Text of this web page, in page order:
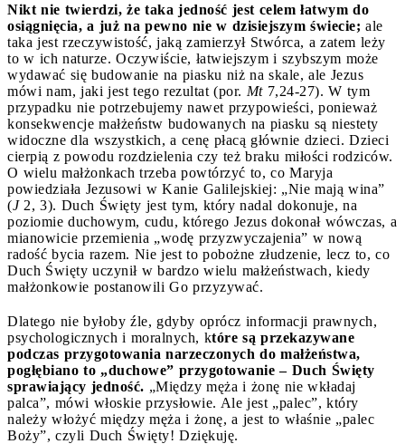
Nikt nie twierdzi, że taka jedność jest celem łatwym do
osiągnięcia, a już na pewno nie w dzisiejszym świecie; ale
taka jest rzeczywistość, jaką zamierzył Stwórca, a zatem leży
to w ich naturze. Oczywiście, łatwiejszym i szybszym może
wydawać się budowanie na piasku niż na skale, ale Jezus
mówi nam, jaki jest tego rezultat (por. Mt7,24-27). W tym
przypadku nie potrzebujemy nawet przypowieści, ponieważ
konsekwencje małżeństw budowanych na piasku są niestety
widoczne dla wszystkich, a cenę płacą głównie dzieci. Dzieci
cierpią z powodu rozdzielenia czy też braku miłości rodziców.
O wielu małżonkach trzeba powtórzyć to, co Maryja
powiedziała Jezusowi w Kanie Galilejskiej: „Nie mają wina”
(J2, 3). Duch Święty jest tym, który nadal dokonuje, na
poziomie duchowym, cudu, którego Jezus dokonał wówczas, a
mianowicie przemienia „wodę przyzwyczajenia” w nową
radość bycia razem. Nie jest to pobożne złudzenie, lecz to, co
Duch Święty uczynił w bardzo wielu małżeństwach, kiedy
małżonkowie postanowili Go przyzywać.
Dlatego nie byłoby źle, gdyby oprócz informacji prawnych,
psychologicznych i moralnych, które są przekazywane
podczas przygotowania narzeczonych do małżeństwa,
pogłębiano to „duchowe” przygotowanie – Duch Święty
sprawiający jedność. „Między męża i żonę nie wkładaj
palca”, mówi włoskie przysłowie. Ale jest „palec”, który
należy włożyć między męża i żonę, a jest to właśnie „palec
Boży”, czyli Duch Święty! Dziękuję.